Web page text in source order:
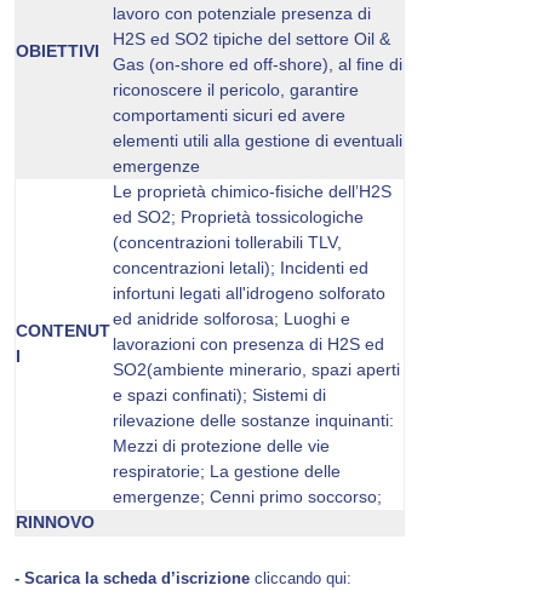
OBIETTIVI
lavoro con potenziale presenza di
H2S ed SO2 tipiche del settore Oil &
Gas (on-shore ed off-shore), al fine di
riconoscere il pericolo, garantire
comportamenti sicuri ed avere
elementi utili alla gestione di eventuali
emergenze
CONTENUT
I
Le proprietà chimico-fisiche dell’H2S
ed SO2; Proprietà tossicologiche
(concentrazioni tollerabili TLV,
concentrazioni letali); Incidenti ed
infortuni legati all'idrogeno solforato
ed anidride solforosa; Luoghi e
lavorazioni con presenza di H2S ed
SO2(ambiente minerario, spazi aperti
e spazi confinati); Sistemi di
rilevazione delle sostanze inquinanti:
Mezzi di protezione delle vie
respiratorie; La gestione delle
emergenze; Cenni primo soccorso;
RINNOVO
- Scarica la scheda d’iscrizione cliccando qui: